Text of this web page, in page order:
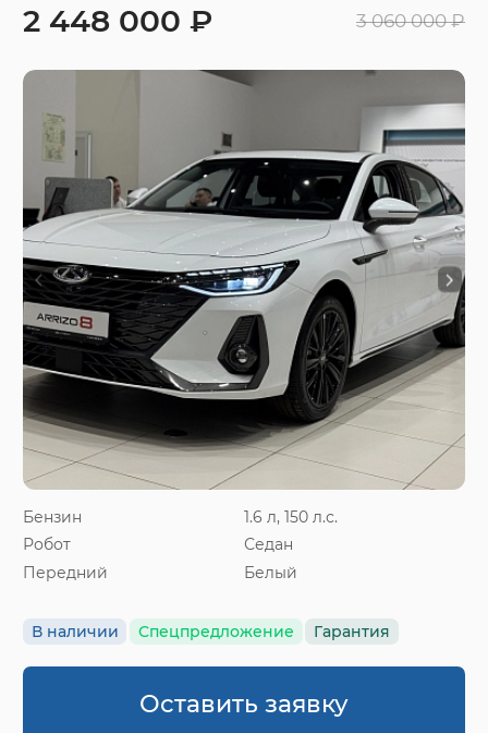
Бензин
1.6 л, 150 л.с.
Робот
Седан
Передний
Белый
В наличии Спецпредложение Гарантия
2 448 000 ₽ 3 060 000 ₽
Оставить заявку